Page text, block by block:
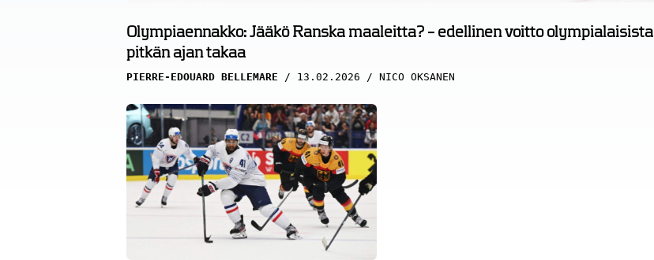
Olympiaennakko: Jääkö Ranska maaleitta? – edellinen voitto olympialaisista
pitkän ajan takaa
PIERRE-EDOUARD BELLEMARE 13.02.2026 NICO OKSANEN